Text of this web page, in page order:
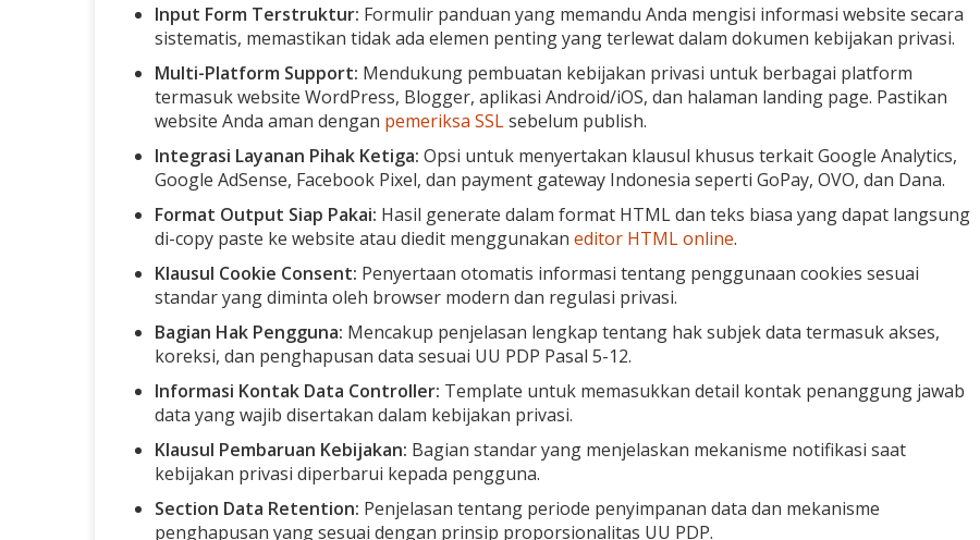
Input Form Terstruktur: Formulir panduan yang memandu Anda mengisi informasi website secara
sistematis, memastikan tidak ada elemen penting yang terlewat dalam dokumen kebijakan privasi.
Multi-Platform Support: Mendukung pembuatan kebijakan privasi untuk berbagai platform
termasuk website WordPress, Blogger, aplikasi Android/iOS, dan halaman landing page. Pastikan
website Anda aman dengan pemeriksa SSLsebelum publish.
Integrasi Layanan Pihak Ketiga: Opsi untuk menyertakan klausul khusus terkait Google Analytics,
Google AdSense, Facebook Pixel, dan payment gateway Indonesia seperti GoPay, OVO, dan Dana.
Format Output Siap Pakai: Hasil generate dalam format HTML dan teks biasa yang dapat langsung
di-copy paste ke website atau diedit menggunakan editor HTML online.
Klausul Cookie Consent: Penyertaan otomatis informasi tentang penggunaan cookies sesuai
standar yang diminta oleh browser modern dan regulasi privasi.
Bagian Hak Pengguna: Mencakup penjelasan lengkap tentang hak subjek data termasuk akses,
koreksi, dan penghapusan data sesuai UU PDP Pasal 5-12.
Informasi Kontak Data Controller: Template untuk memasukkan detail kontak penanggung jawab
data yang wajib disertakan dalam kebijakan privasi.
Klausul Pembaruan Kebijakan: Bagian standar yang menjelaskan mekanisme notifikasi saat
kebijakan privasi diperbarui kepada pengguna.
Section Data Retention: Penjelasan tentang periode penyimpanan data dan mekanisme
penghapusan yang sesuai dengan prinsip proporsionalitas UU PDP.